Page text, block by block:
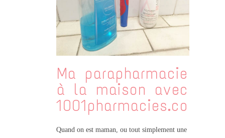
Ma parapharmacie
à la maison avec
1001pharmacies.com
Quand on est maman, ou tout simplement une